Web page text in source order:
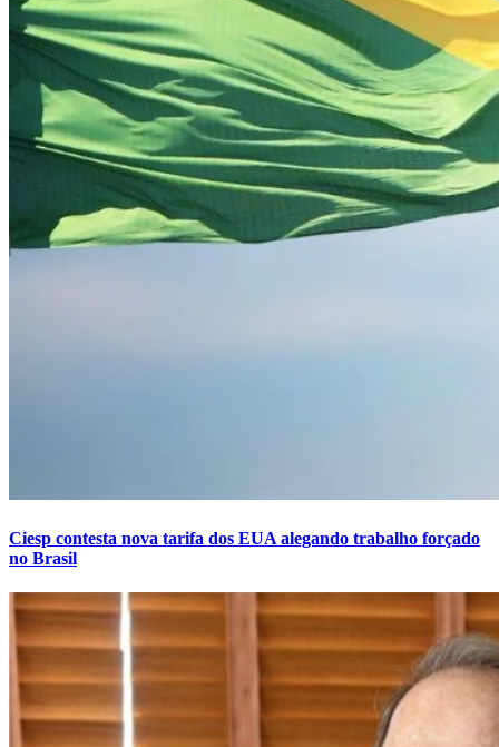
Ciesp contesta nova tarifa dos EUA alegando trabalho forçado
no Brasil